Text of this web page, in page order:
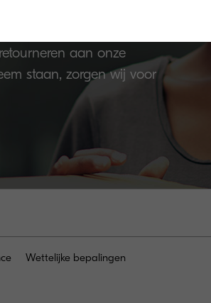
aan onze
staan, zorgen wij voor
Wettelijke bepalingen